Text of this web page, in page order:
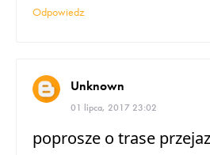
Odpowiedz
Unknown
01 lipca, 2017 23:02
poprosze o trase